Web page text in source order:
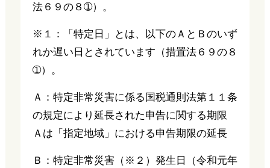
法６９の８➀）。
※１：「特定日」とは、以下のＡとＢのいず
れか遅い日とされています（措置法６９の８
➀）。
Ａ：特定非常災害に係る国税通則法第１１条
の規定により延長された申告に関する期限
Ａは「指定地域」における申告期限の延長
Ｂ：特定非常災害（※２）発生日（令和元年